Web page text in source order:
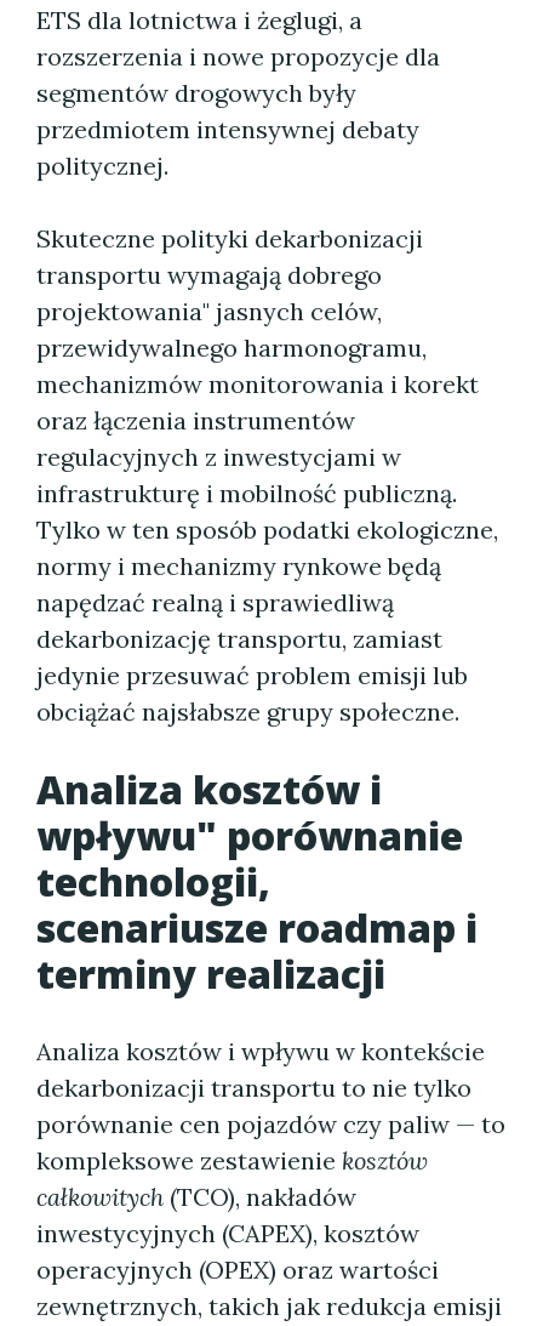
ETS dla lotnictwa i żeglugi, a
rozszerzenia i nowe propozycje dla
segmentów drogowych były
przedmiotem intensywnej debaty
politycznej.
Skuteczne polityki dekarbonizacji
transportu wymagają dobrego
projektowania" jasnych celów,
przewidywalnego harmonogramu,
mechanizmów monitorowania i korekt
oraz łączenia instrumentów
regulacyjnych z inwestycjami w
infrastrukturę i mobilność publiczną.
Tylko w ten sposób podatki ekologiczne,
normy i mechanizmy rynkowe będą
napędzać realną i sprawiedliwą
dekarbonizację transportu, zamiast
jedynie przesuwać problem emisji lub
obciążać najsłabsze grupy społeczne.
Analiza kosztów i
wpływu" porównanie
technologii,
scenariusze roadmap i
terminy realizacji
Analiza kosztów i wpływu w kontekście
dekarbonizacji transportu to nie tylko
porównanie cen pojazdów czy paliw — to
kompleksowe zestawienie kosztów
całkowitych (TCO), nakładów
inwestycyjnych (CAPEX), kosztów
operacyjnych (OPEX) oraz wartości
zewnętrznych, takich jak redukcja emisji